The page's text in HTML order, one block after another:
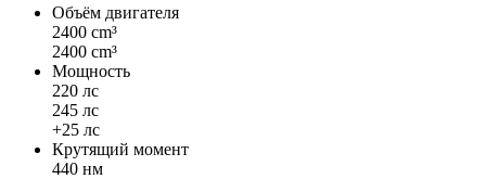
Объём двигателя
2400 cm³
2400 cm³
Мощность
220 лс
245 лс
+25 лс
Крутящий момент
440 нм